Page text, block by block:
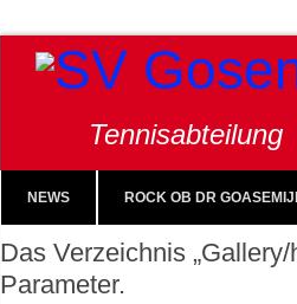
Tennisabteilung
NEWS ROCK OB DR
Das Verzeichnis
Parameter.